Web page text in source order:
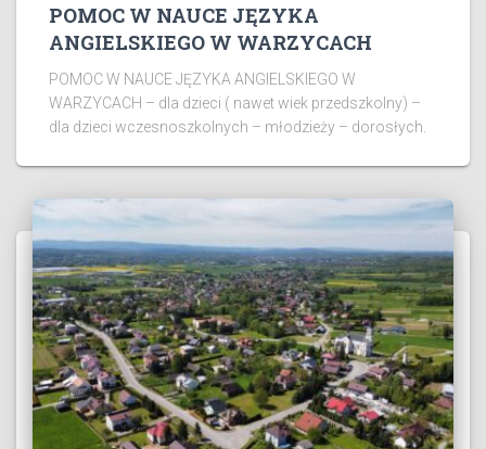
POMOC W NAUCE JĘZYKA
ANGIELSKIEGO W WARZYCACH
POMOC W NAUCE JĘZYKA ANGIELSKIEGO W
WARZYCACH – dla dzieci ( nawet wiek przedszkolny) –
dla dzieci wczesnoszkolnych – młodzieży – dorosłych.